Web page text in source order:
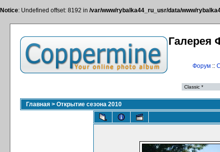
Notice: Undefined offset: 8192 in /var/www/rybalka44_ru_usr/data/www/
Галерея
Форум::
Главная > Открытие сезона 2010